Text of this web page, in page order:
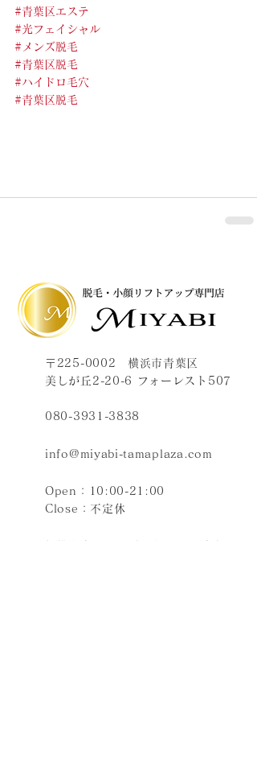
#青葉区エステ
#光フェイシャル
#メンズ脱毛
#青葉区脱毛
#ハイドロ毛穴
#青葉区脱毛
〒225-0002 横浜市青葉区
美しが丘2-20-6 フォーレスト507
080-3931-3838
info@miyabi-tamaplaza.com
Open：10:00-21:00
Close：不定休